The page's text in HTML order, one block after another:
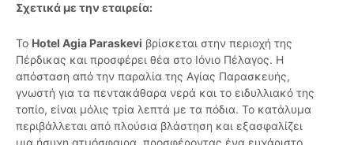
Σχετικά με την εταιρεία:
Το Hotel Agia Paraskevi βρίσκεται στην περιοχή της
Πέρδικας και προσφέρει θέα στο Ιόνιο Πέλαγος. Η
απόσταση από την παραλία της Αγίας Παρασκευής,
γνωστή για τα πεντακάθαρα νερά και το ειδυλλιακό της
τοπίο, είναι μόλις τρία λεπτά με τα πόδια. Το κατάλυμα
περιβάλλεται από πλούσια βλάστηση και εξασφαλίζει
μια ήσυχη ατμόσφαιρα, προσφέροντας ένα ευχάριστο